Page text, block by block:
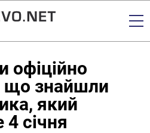
офіційно
що знайшли
який
січня